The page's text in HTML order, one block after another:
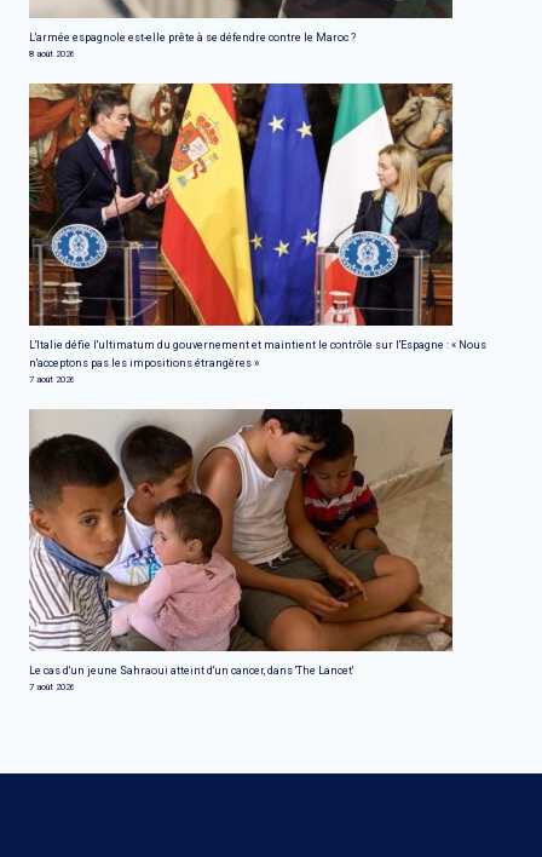
L'armée espagnole est-elle prête à se défendre contre le Maroc ?
8 août 2026
L'Italie défie l'ultimatum du gouvernement et maintient le contrôle sur l'Espagne : « Nous
n'acceptons pas les impositions étrangères »
7 août 2026
Le cas d'un jeune Sahraoui atteint d'un cancer, dans 'The Lancet'
7 août 2026